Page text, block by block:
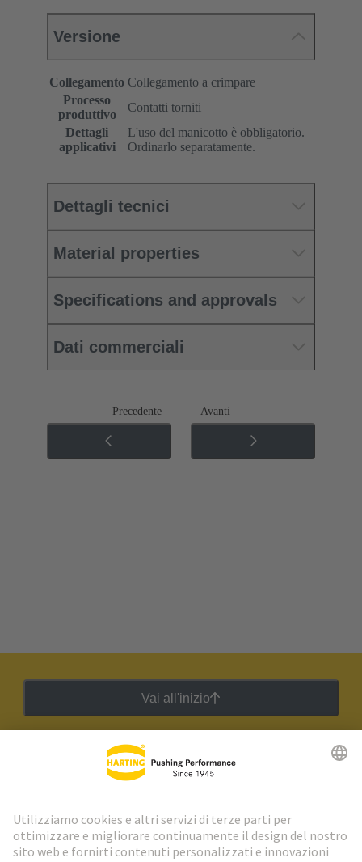
Versione
Collegamento Collegamento a crimpare
Processo
produttivo
Contatti torniti
Dettagli
applicativi
L'uso del manicotto è obbligatorio.
Ordinarlo separatamente.
Dettagli tecnici
Material properties
Specifications and approvals
Dati commerciali
Precedente Avanti
Vai all'inizio
Newsletter HARTING